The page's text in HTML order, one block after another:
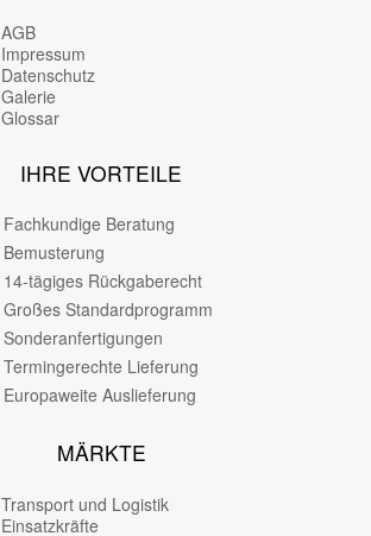
AGB
Impressum
Datenschutz
Galerie
Glossar
IHRE VORTEILE
Fachkundige Beratung
Bemusterung
14-tägiges Rückgaberecht
Großes Standardprogramm
Sonderanfertigungen
Termingerechte Lieferung
Europaweite Auslieferung
MÄRKTE
Transport und Logistik
Einsatzkräfte